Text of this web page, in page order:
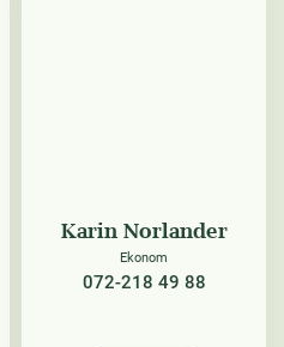
Karin Norlander
Ekonom
072-218 49 88